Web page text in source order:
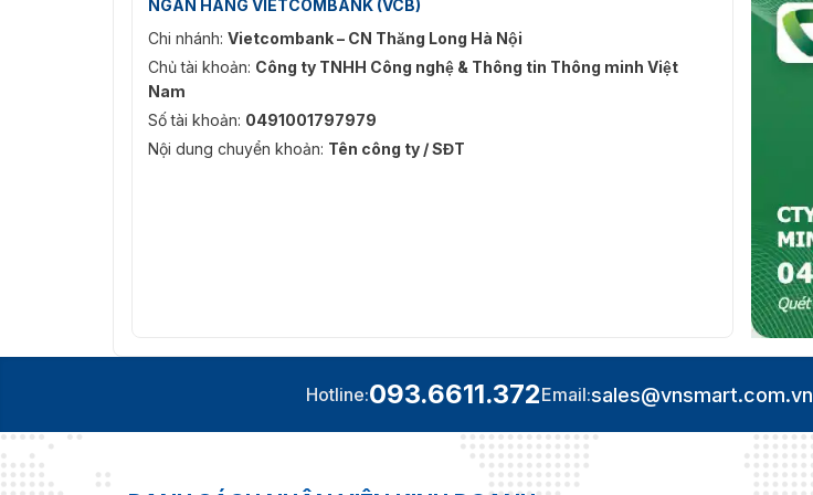
NGÂN HÀNG VIETCOMBANK (VCB)
Chi nhánh: Vietcombank – CN Thăng Long Hà Nội
Chủ tài khoản: Công ty TNHH Công nghệ & Thông tin Thông minh Việt
Nam
Số tài khoản: 0491001797979
Nội dung chuyển khoản: Tên công ty / SĐT
Hotline:093.6611.372Email:sales@vnsmart.com.vn